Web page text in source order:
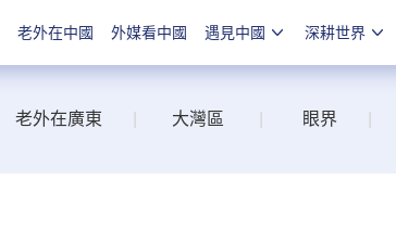
老外在中國 外媒看中國 遇見中國 深耕世界
老外在廣東 大灣區 眼界